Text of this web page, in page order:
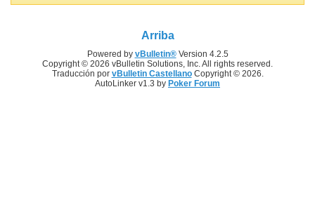
Arriba
Powered by vBulletin®Version 4.2.5
Copyright © 2026 vBulletin Solutions, Inc. All rights reserved.
Traducción por vBulletin CastellanoCopyright © 2026.
AutoLinker v1.3 by Poker Forum